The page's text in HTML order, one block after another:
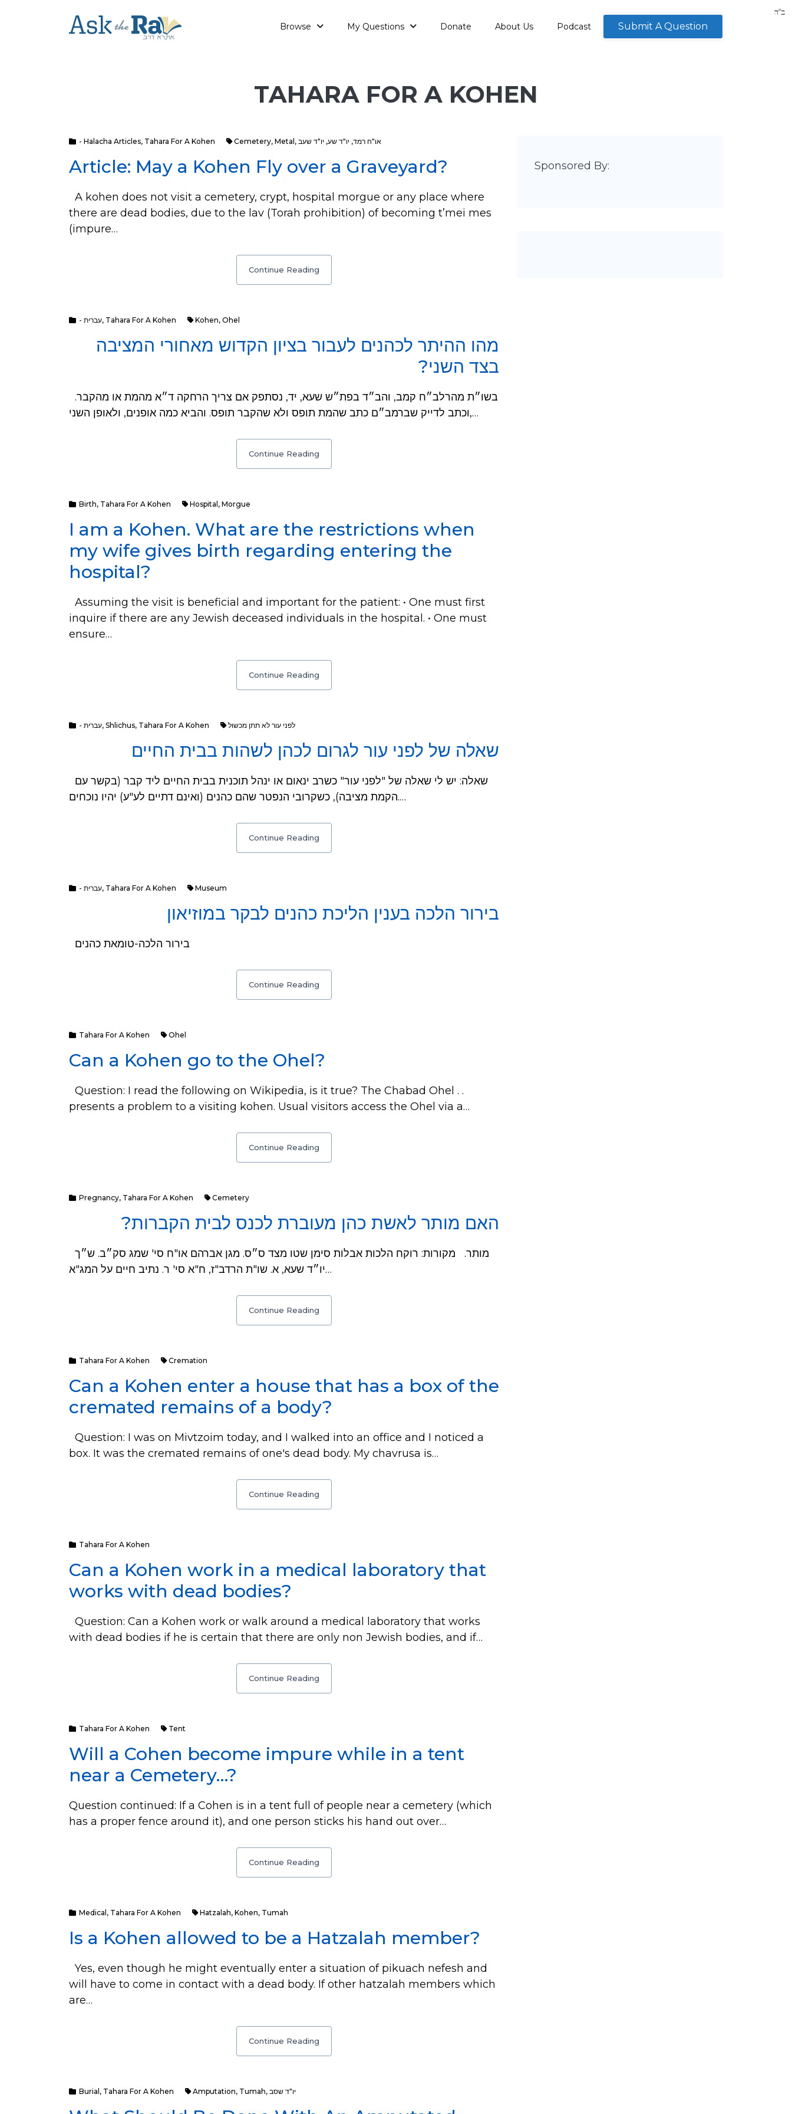
Browse My Questions Donate About Us Podcast Submit A Question
TAHARA FOR A KOHEN
- Halacha Articles, Tahara For A Kohen Cemetery, Metal , או"ח רמד, יו"ד שע, יו"ד שעב
Article: May a Kohen Fly over a Graveyard?
A kohen does not visit a cemetery, crypt, hospital morgue or any place where
there are dead bodies, due to the lav (Torah prohibition) of becoming t’mei mes
(impure…
Continue Reading
- עברית, Tahara For A Kohen Kohen, Ohel
מהו ההיתר לכהנים לעבור בציון הקדוש מאחורי המציבה
בצד השני?
וכתב לדייק שברמב״ם כתב שהמת תופס ולא שהקבר תופס. והביא כמה אופנים, ולאופן השני,…
Continue Reading
Birth, Tahara For A Kohen Hospital , Morgue
I am a Kohen. What are the restrictions when
my wife gives birth regarding entering the
hospital?
Assuming the visit is beneficial and important for the patient: • One must first
inquire if there are any Jewish deceased individuals in the hospital. • One must
ensure…
Continue Reading
- עברית, Shlichus, Tahara For A Kohen לפני עור לא תתן מכשול
שאלה של לפני עור לגרום לכהן לשהות בבית החיים
הקמת מציבה), כשקרובי הנפטר שהם כהנים (ואינם דתיים לע"ע) יהיו נוכחים.…
Continue Reading
- עברית, Tahara For A Kohen Museum
בירור הלכה בענין הליכת כהנים לבקר במוזיאון
בירור הלכה-טומאת כהנים
Continue Reading
Tahara For A Kohen Ohel
Can a Kohen go to the Ohel?
Question: I read the following on Wikipedia, is it true? The Chabad Ohel . .
presents a problem to a visiting kohen. Usual visitors access the Ohel via a…
Continue Reading
Pregnancy, Tahara For A Kohen Cemetery
האם מותר לאשת כהן מעוברת לכנס לבית הקברות?
יו״ד שעא, א. שו"ת הרדב"ז, ח"א סי' ר. נתיב חיים על המג"א…
Continue Reading
Tahara For A Kohen Cremation
Can a Kohen enter a house that has a box of the
cremated remains of a body?
Question: I was on Mivtzoim today, and I walked into an office and I noticed a
box. It was the cremated remains of one's dead body. My chavrusa is…
Continue Reading
Tahara For A Kohen
Can a Kohen work in a medical laboratory that
works with dead bodies?
Question: Can a Kohen work or walk around a medical laboratory that works
with dead bodies if he is certain that there are only non Jewish bodies, and if…
Continue Reading
Tahara For A Kohen Tent
Will a Cohen become impure while in a tent
near a Cemetery…?
Question continued: If a Cohen is in a tent full of people near a cemetery (which
has a proper fence around it), and one person sticks his hand out over…
Continue Reading
Medical , Tahara For A Kohen Hatzalah, Kohen, Tumah
Is a Kohen allowed to be a Hatzalah member?
Yes, even though he might eventually enter a situation of pikuach nefesh and
will have to come in contact with a dead body. If other hatzalah members which
are…
Continue Reading
Burial , Tahara For A Kohen Amputation, Tumah, יו"ד שסב
Sponsored By: